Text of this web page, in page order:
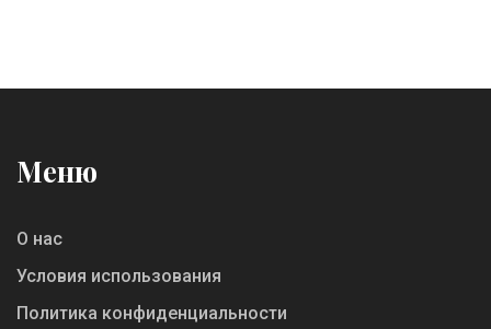
Меню
О нас
Условия использования
Политика конфиденциальности